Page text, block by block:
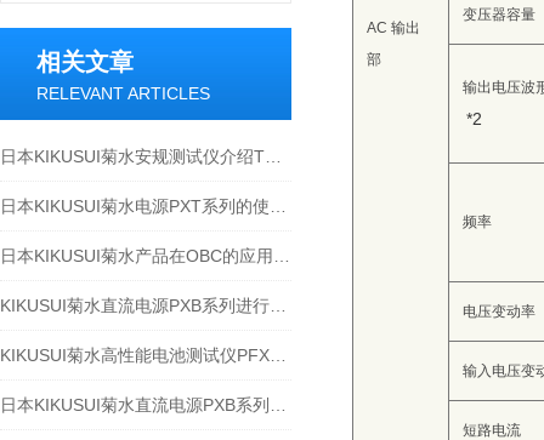
相关文章
RELEVANT ARTICLES
AC 输出
部
变压器容量
输出电压波
*2
频率
电压变动率
输入电压变
短路电流